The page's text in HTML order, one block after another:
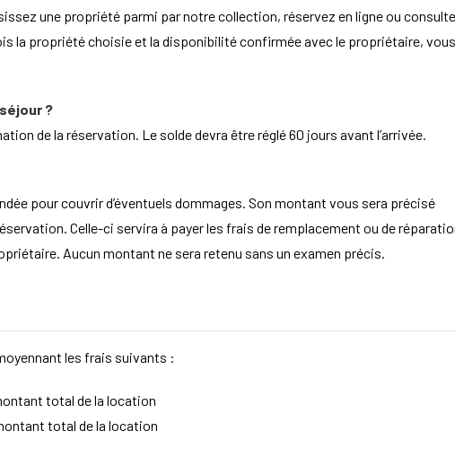
une propriété parmi par notre collection, réservez en ligne ou
la propriété choisie et la disponibilité confirmée avec le propriétaire, vous
?
de la réservation. Le solde devra être réglé 60 jours avant l’arrivée.
pour couvrir d’éventuels dommages. Son montant vous sera précisé
Celle-ci servira à payer les frais de remplacement ou de
Aucun montant ne sera retenu sans un examen précis.
les frais suivants :
total de la location
total de la location